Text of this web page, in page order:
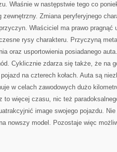
Właśnie w następstwie tego co
Zmiana peryferyjnego
Właściciel ma prawo pragnąć
rysy charakteru. Przyczyną
oraz usportowienia posiadanego
Cyklicznie zdarza się także, że na
na czterech kołach. Auta są
w celach zawodowych dużo
to więcej czasu, nic też
image swojego pojazdu.
nowszy model. Pozostaje więc